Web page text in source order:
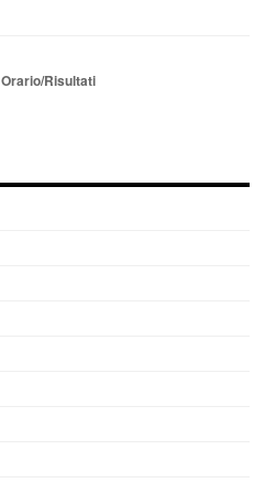
Orario/Risultati